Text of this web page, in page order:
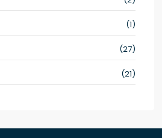
(1)
(27)
(21)